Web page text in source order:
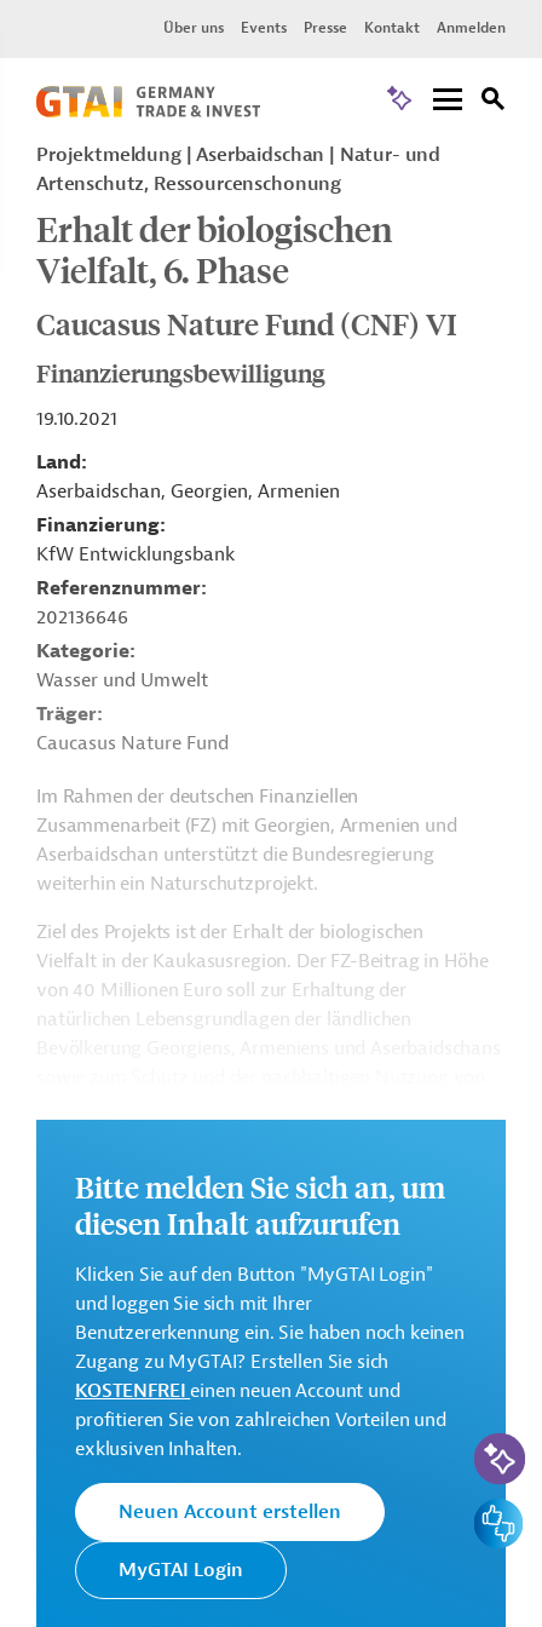
Über uns Events Presse Kontakt Anmelden
Projektmeldung Aserbaidschan
Natur- und
Artenschutz, Ressourcenschonung
Erhalt der biologischen
Vielfalt, 6. Phase
Caucasus Nature Fund (CNF) VI
Finanzierungsbewilligung
19.10.2021
Land
Aserbaidschan, Georgien, Armenien
Finanzierung
KfW Entwicklungsbank
Referenznummer
202136646
Kategorie
Wasser und Umwelt
Träger
Caucasus Nature Fund
Im Rahmen der deutschen Finanziellen
Zusammenarbeit (FZ) mit Georgien, Armenien und
Aserbaidschan unterstützt die Bundesregierung
weiterhin ein Naturschutzprojekt.
Ziel des Projekts ist der Erhalt der biologischen
Vielfalt in der Kaukasusregion. Der FZ-Beitrag in Höhe
von 40 Millionen Euro soll zur Erhaltung der
natürlichen Lebensgrundlagen der ländlichen
Energieeffizienz vorgesehen.
Das Entwicklungsprojekt ist auf eine Dauer von 72
Monaten ausgelegt.
Geberbeitrag:
40 Millionen Euro (Zuschuss)
Kontaktadressen
Die KfW Entwicklungsbank
setzt die Finanzielle
Zusammenarbeit (FZ)
Deutschlands im Auftrag der
Bitte melden Sie sich an, um
diesen Inhalt aufzurufen
Klicken Sie auf den Button "MyGTAI Login"
und loggen Sie sich mit Ihrer
Benutzererkennung ein. Sie haben noch keinen
Zugang zu MyGTAI? Erstellen Sie sich
KOSTENFREIeinen neuen Account und
profitieren Sie von zahlreichen Vorteilen und
exklusiven Inhalten.
Neuen Account erstellen
MyGTAI Login
KI-